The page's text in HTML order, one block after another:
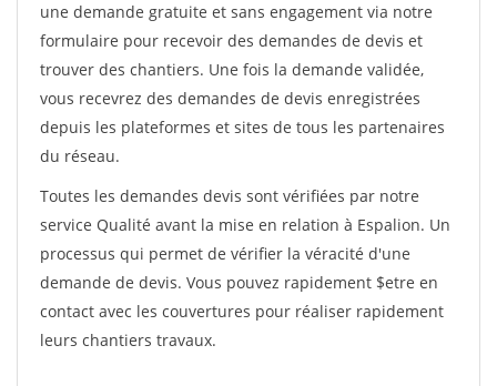
une demande gratuite et sans engagement via notre
formulaire pour recevoir des demandes de devis et
trouver des chantiers. Une fois la demande validée,
vous recevrez des demandes de devis enregistrées
depuis les plateformes et sites de tous les partenaires
du réseau.
Toutes les demandes devis sont vérifiées par notre
service Qualité avant la mise en relation à Espalion. Un
processus qui permet de vérifier la véracité d'une
demande de devis. Vous pouvez rapidement $etre en
contact avec les couvertures pour réaliser rapidement
leurs chantiers travaux.